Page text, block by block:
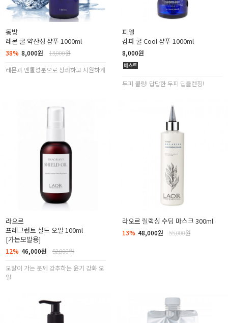
동방
레몬 쿨 약산성 샴푸 1000ml
38% 8,000원
13,000원
레몬과 멘톨성분으로 상쾌하고 시원하게
피엘
캄파 쿨 Cool 샴푸 1000ml
8,000원
두피 쿨링! 답답한 두피 딥클렌징!
라오르
프레그런트 실드 오일 100ml
[가는모발용]
12% 46,000원
52,000원
모발이 가는 분께 강추하는 윤기 강화 오
일
라오르 릴랙싱 수딩 마스크 300ml
13% 48,000원 55,000원